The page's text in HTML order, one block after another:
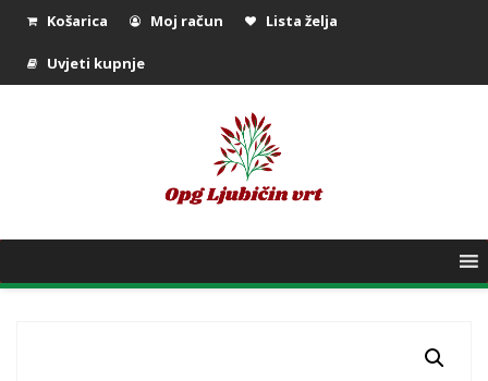
Košarica Moj račun Lista želja
Uvjeti kupnje